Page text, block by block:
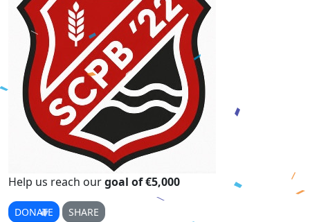
Help us reach ourgoal of €5,000
DONATE SHARE